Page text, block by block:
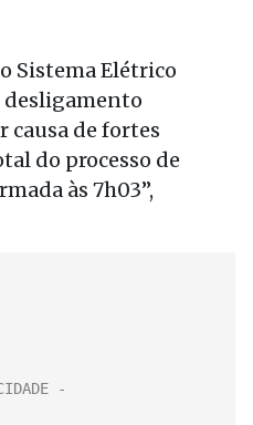
Sistema Elétrico
desligamento
causa de fortes
do processo de
às 7h03”,